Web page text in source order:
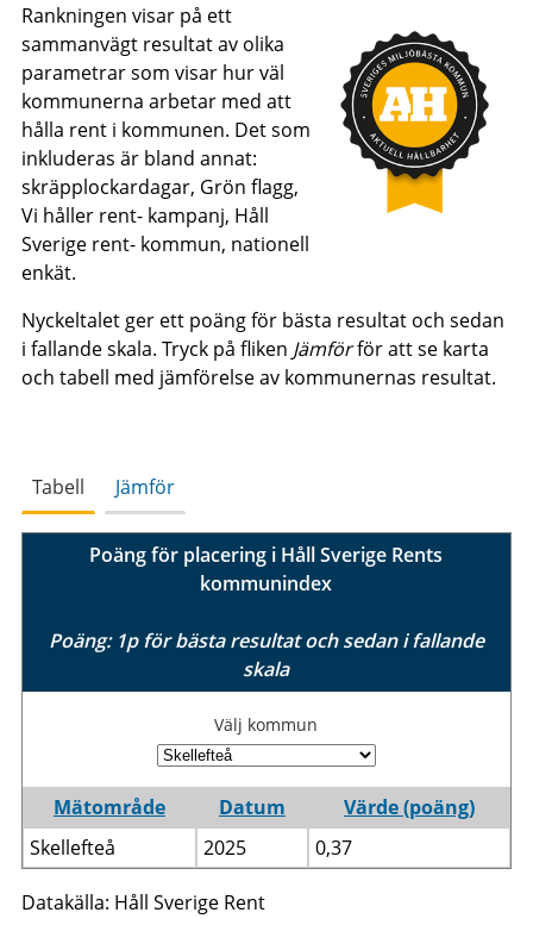
Rankningen visar på ett
sammanvägt resultat av olika
parametrar som visar hur väl
kommunerna arbetar med att
hålla rent i kommunen. Det som
inkluderas är bland annat:
skräpplockardagar, Grön flagg,
Vi håller rent- kampanj, Håll
Sverige rent- kommun, nationell
enkät.
Nyckeltalet ger ett poäng för bästa resultat och sedan
i fallande skala. Tryck på fliken Jämförför att se karta
och tabell med jämförelse av kommunernas resultat.
Tabell Jämför
Poäng för placering i Håll Sverige Rents
kommunindex
Poäng: 1p för bästa resultat och sedan i fallande
skala
Välj kommun
Mätområde Datum
Värde (poäng)
Skellefteå
2025 0,37
Datakälla: Håll Sverige Rent